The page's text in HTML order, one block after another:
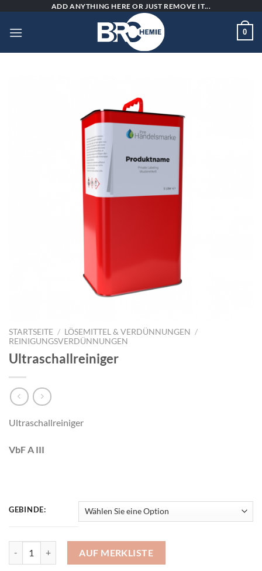
content
ADD ANYTHING HERE OR JUST REMOVE IT...
0
STARTSEITE / LÖSEMITTEL & VERDÜNNUNGEN /
REINIGUNGSVERDÜNNUNGEN
Ultraschallreiniger
Ultraschallreiniger
VbF A III
GEBINDE:
AUF MERKLISTE